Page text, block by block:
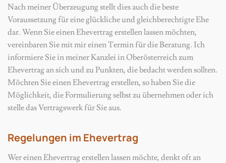
Nach meiner Überzeugung stellt dies auch die beste
Voraussetzung für eine glückliche und gleichberechtigte Ehe
dar. Wenn Sie einen Ehevertrag erstellen lassen möchten,
vereinbaren Sie mit mir einen Termin für die Beratung. Ich
informiere Sie in meiner Kanzlei in Oberösterreich zum
Ehevertrag an sich und zu Punkten, die bedacht werden sollten.
Möchten Sie einen Ehevertrag erstellen, so haben Sie die
Möglichkeit, die Formulierung selbst zu übernehmen oder ich
stelle das Vertragswerk für Sie aus.
Regelungen im Ehevertrag
Wer einen Ehevertrag erstellen lassen möchte, denkt oft an